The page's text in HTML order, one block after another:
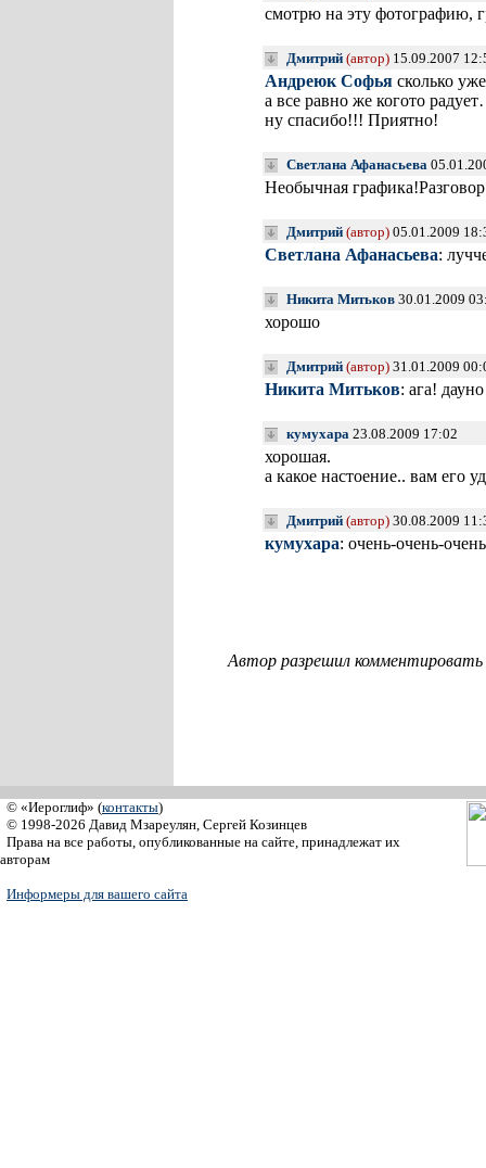
смотрю на эту фотографию,
Дмитрий (автор) 15.09.2007
Андреюк Софья сколько
а все равно же когото
ну спасибо!!! Приятно!
Светлана Афанасьева
Необычная
Дмитрий (автор) 05.01.2009
Светлана Афанасьева:
Никита Митьков 30.01.2009
хорошо
Дмитрий (автор) 31.01.2009
Никита Митьков: ага!
кумухара 23.08.2009 17:02
хорошая.
а какое настоение.. вам его
Дмитрий (автор) 30.08.2009
кумухара: очень-очень-
Автор разрешил
© «Иероглиф» (контакты)
© 1998-2026 Давид Мзареулян, Сергей Козинцев
Права на все работы, опубликованные на сайте, принадлежат их
авторам
Информеры для вашего сайта